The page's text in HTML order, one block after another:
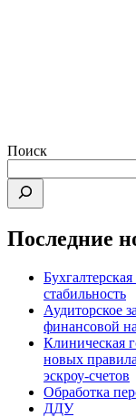
Поиск
Последние
стабильность
Аудиторское
финансовой
Клиническая
новых
эскроу-счетов
Обработка
ДДУ